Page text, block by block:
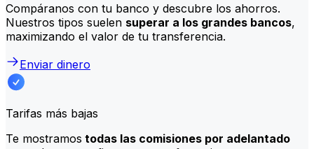
Compáranos con tu banco y descubre los ahorros.
Nuestros tipos suelen superar a los grandes bancos,
maximizando el valor de tu transferencia.
Enviar dinero
Tarifas más bajas
Te mostramos todas las comisiones por adelantado